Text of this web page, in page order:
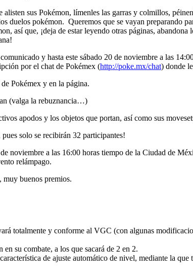
alisten sus Pokémon, límenles las garras y colmillos,
duelos pokémon. Queremos que se vayan preparando
así que, ¡deja de estar leyendo otras páginas,
y hasta este sábado 20 de noviembre a las
por el chat de Pokémex (http://poke.mx/chat) donde
Pokémex y en la página.
(valga la rebuznancia…)
apodos y los objetos que portan, así como sus
solo se recibirán 32 participantes!
noviembre a las 16:00 horas tiempo de la Ciudad de
relámpago.
muy buenos premios.
totalmente y conforme al VGC (con algunas
su combate, a los que sacará de 2 en 2.
de ajuste automático de nivel, mediante la